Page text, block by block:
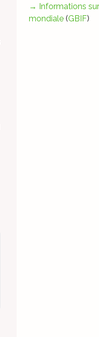
→ Informations
mondiale (GBIF)